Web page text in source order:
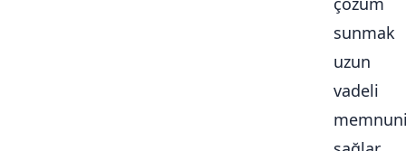
sunmak
uzun
vadeli